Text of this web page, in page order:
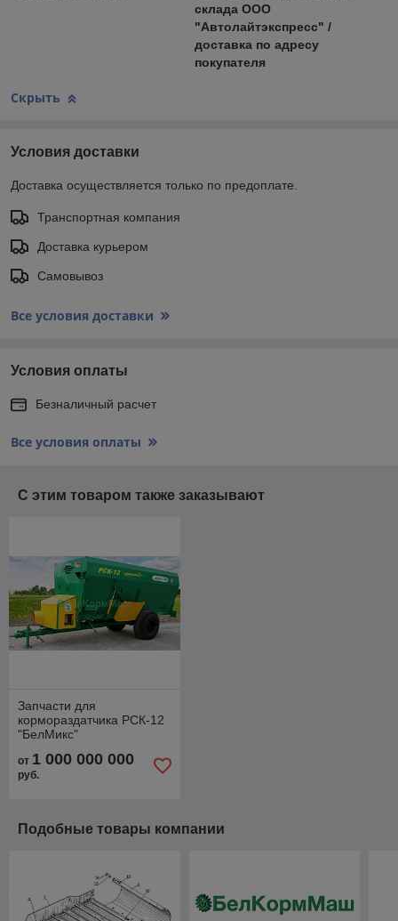
склада ООО
"Автолайтэкспресс" /
доставка по адресу
покупателя
Скрыть
Условия доставки
Доставка осуществляется только по предоплате.
Транспортная компания
Доставка курьером
Самовывоз
Все условия доставки
Условия оплаты
Безналичный расчет
Все условия оплаты
С этим товаром также заказывают
Запчасти для
кормораздатчика РСК-12
"БелМикс"
от 1 000 000 000
руб.
Подобные товары компании